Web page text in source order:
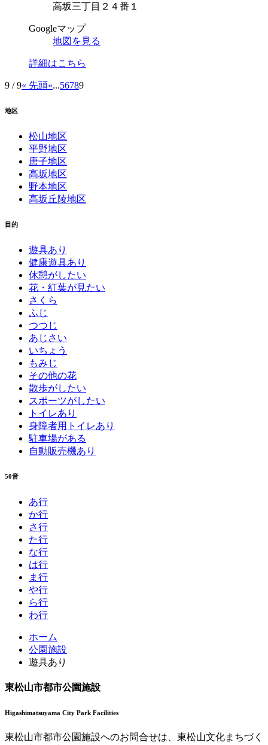
高坂三丁目２４番１
Googleマップ
地図を見る
詳細はこちら
9 / 9« 先頭«...56789
地区
松山地区
平野地区
唐子地区
高坂地区
野本地区
高坂丘陵地区
目的
遊具あり
健康遊具あり
休憩がしたい
花・紅葉が見たい
さくら
ふじ
つつじ
あじさい
いちょう
もみじ
その他の花
散歩がしたい
スポーツがしたい
トイレあり
身障者用トイレあり
駐車場がある
自動販売機あり
50音
あ行
か行
さ行
た行
な行
は行
ま行
や行
ら行
わ行
ツ
文
先
先
へ
る
ホーム
公園施設
遊具あり
東松山市都市公園施設
Higashimatsuyama City Park Facilities
東松山市都市公園施設へのお問合せは、 東松山文化まちづく